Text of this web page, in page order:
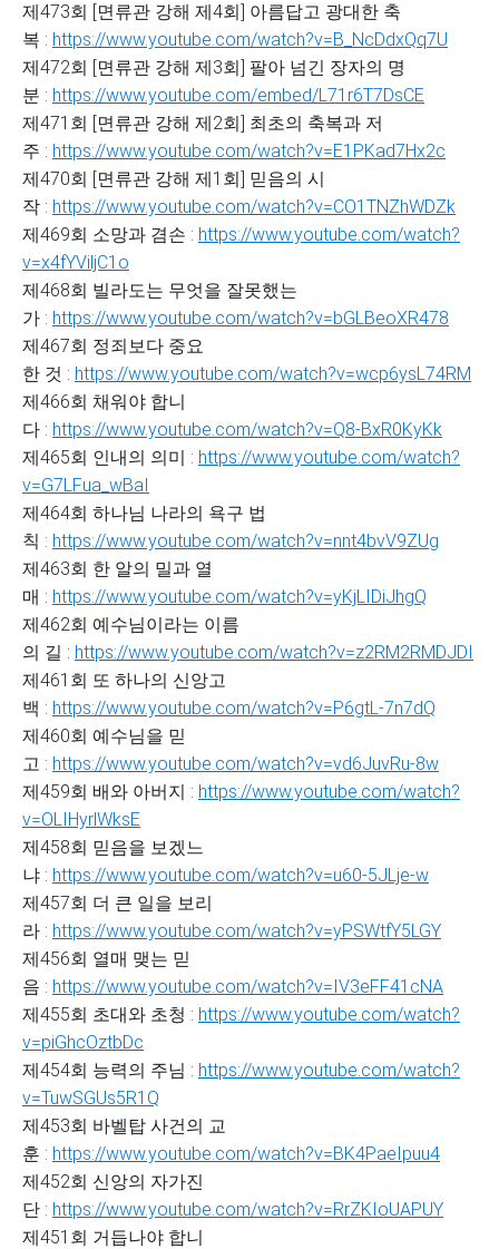
제473회 [면류관 강해 제4회] 아름답고 광대한 축
복 : https://www.youtube.com/watch?v=B_NcDdxQq7U
제472회 [면류관 강해 제3회] 팔아 넘긴 장자의 명
분 : https://www.youtube.com/embed/L71r6T7DsCE
제471회 [면류관 강해 제2회] 최초의 축복과 저
주 : https://www.youtube.com/watch?v=E1PKad7Hx2c
제470회 [면류관 강해 제1회] 믿음의 시
작 : https://www.youtube.com/watch?v=CO1TNZhWDZk
제469회 소망과 겸손 : https://www.youtube.com/watch?
v=x4fYViljC1o
제468회 빌라도는 무엇을 잘못했는
가 : https://www.youtube.com/watch?v=bGLBeoXR478
제467회 정죄보다 중요
한 것 : https://www.youtube.com/watch?v=wcp6ysL74RM
제466회 채워야 합니
다 : https://www.youtube.com/watch?v=Q8-BxR0KyKk
제465회 인내의 의미 : https://www.youtube.com/watch?
v=G7LFua_wBaI
제464회 하나님 나라의 욕구 법
칙 : https://www.youtube.com/watch?v=nnt4bvV9ZUg
제463회 한 알의 밀과 열
매 : https://www.youtube.com/watch?v=yKjLIDiJhgQ
제462회 예수님이라는 이름
의 길 : https://www.youtube.com/watch?v=z2RM2RMDJDI
제461회 또 하나의 신앙고
백 : https://www.youtube.com/watch?v=P6gtL-7n7dQ
제460회 예수님을 믿
고 : https://www.youtube.com/watch?v=vd6JuvRu-8w
제459회 배와 아버지 : https://www.youtube.com/watch?
v=OLIHyrlWksE
제458회 믿음을 보겠느
냐 : https://www.youtube.com/watch?v=u60-5JLje-w
제457회 더 큰 일을 보리
라 : https://www.youtube.com/watch?v=yPSWtfY5LGY
제456회 열매 맺는 믿
음 : https://www.youtube.com/watch?v=IV3eFF41cNA
제455회 초대와 초청 : https://www.youtube.com/watch?
v=piGhcOztbDc
제454회 능력의 주님 : https://www.youtube.com/watch?
v=TuwSGUs5R1Q
제453회 바벨탑 사건의 교
훈 : https://www.youtube.com/watch?v=BK4PaeIpuu4
제452회 신앙의 자가진
단 : https://www.youtube.com/watch?v=RrZKIoUAPUY
제451회 거듭나야 합니